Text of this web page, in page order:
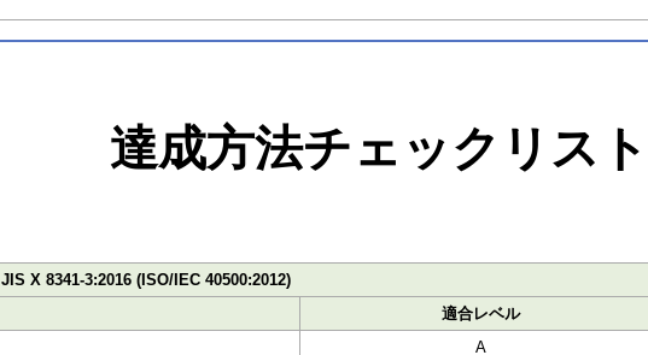
達成方法チェックリスト
JIS X 8341-3:2016 (ISO/IEC 40500:2012)
適合レベル
A